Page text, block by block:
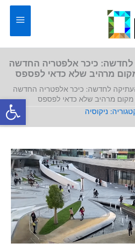
פתח
לחדשה: כיכר אלפטריה החדשה
העתיקה לחדשה: כיכר אלפטריה החדשה
ניקוסיה